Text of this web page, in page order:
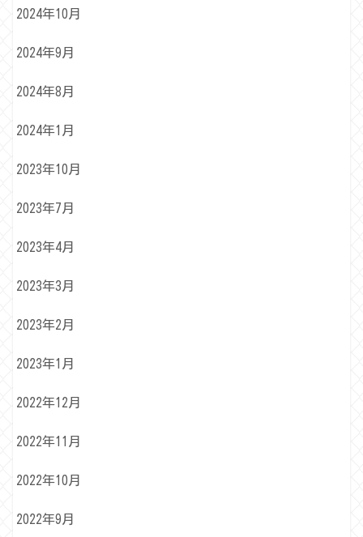
2024年10月
2024年9月
2024年8月
2024年1月
2023年10月
2023年7月
2023年4月
2023年3月
2023年2月
2023年1月
2022年12月
2022年11月
2022年10月
2022年9月